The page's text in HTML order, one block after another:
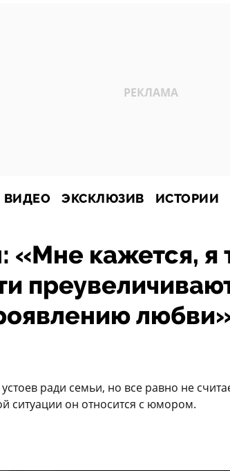
ВИДЕО ЭКСКЛЮЗИВ ИСТОРИИ
«Мне кажется, я
ради семьи, но все равно не
ситуации он относится с юмором.